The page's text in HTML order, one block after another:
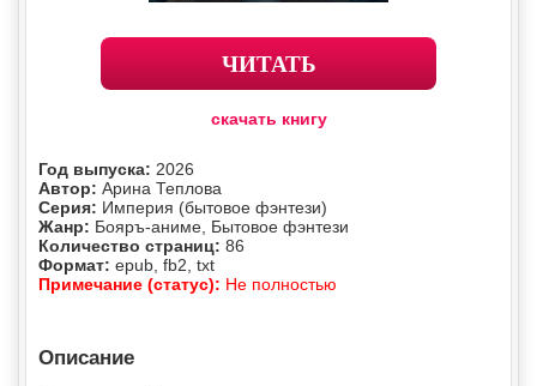
ЧИТАТЬ
скачать книгу
Год выпуска: 2026
Автор: Арина Теплова
Серия: Империя (бытовое фэнтези)
Жанр: Бояръ-аниме, Бытовое фэнтези
Количество страниц: 86
Формат: epub, fb2, txt
Примечание (статус): Не полностью
Описание